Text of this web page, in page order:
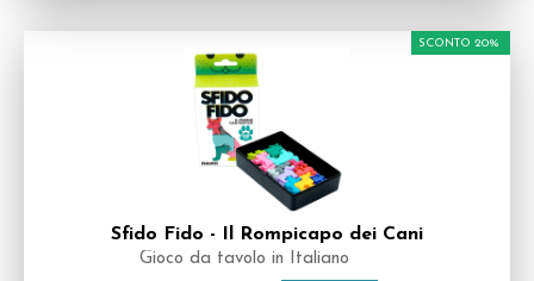
Sfido Fido - Il Rompicapo dei Cani
Gioco da tavolo in Italiano
SCONTO 20%